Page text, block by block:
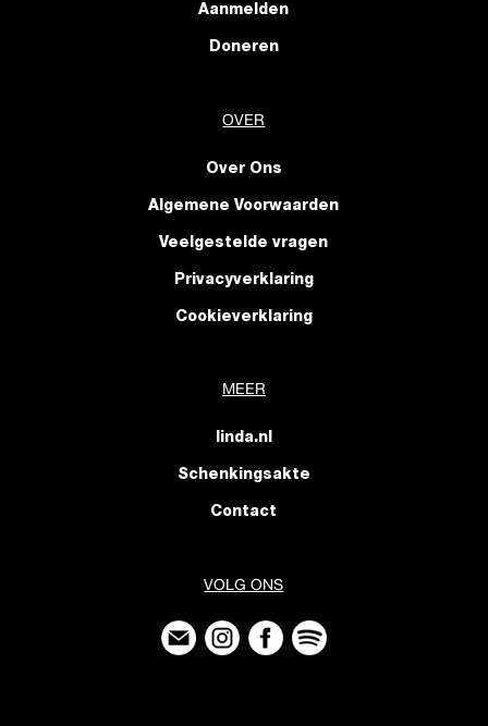
Aanmelden
Doneren
OVER
Over Ons
Algemene Voorwaarden
Veelgestelde vragen
Privacyverklaring
Cookieverklaring
MEER
linda.nl
Schenkingsakte
Contact
VOLG ONS